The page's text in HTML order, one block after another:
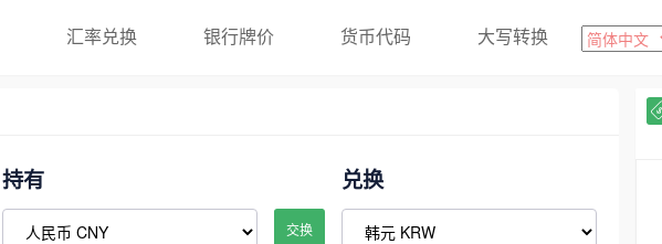
汇率兑换 银行牌价 货币代码 大写转换
持有
交换
兑换